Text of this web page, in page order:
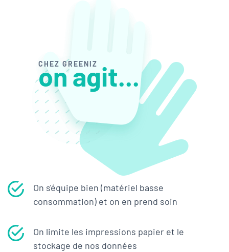
CHEZ GREENIZ
on agit...
On s'équipe bien (matériel basse
consommation) et on en prend soin
On limite les impressions papier et le
stockage de nos données